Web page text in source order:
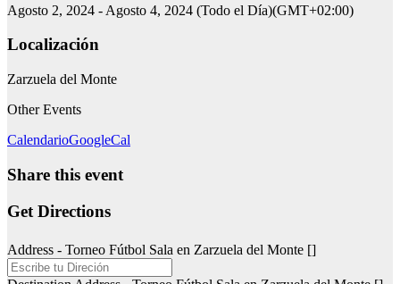
Agosto 2, 2024 - Agosto 4, 2024 (Todo el Día)(GMT+02:00)
Localización
Zarzuela del Monte
Other Events
CalendarioGoogleCal
Share this event
Get Directions
Address - Torneo Fútbol Sala en Zarzuela del Monte []